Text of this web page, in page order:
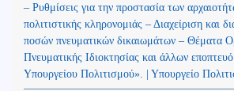
– Ρυθμίσεις για την προστασία των
πολιτιστικής κληρονομιάς – Διαχείριση και
ποσών πνευματικών δικαιωμάτων – Θέματα
Πνευματικής Ιδιοκτησίας και άλλων
Υπουργείου Πολιτισμού». | Υπουργείο